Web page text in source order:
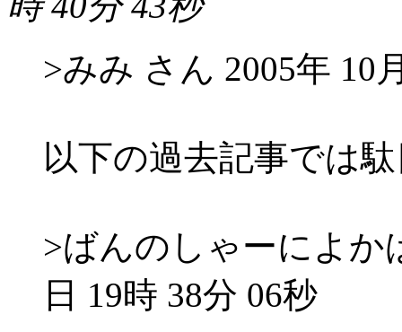
>みみ さん 2005年 10
以下の過去記事では
>ばんのしゃーによか
日 19時 38分 06秒